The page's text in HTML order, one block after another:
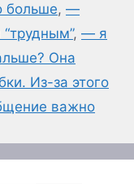
больше, —
, — я
Она
Из-за этого
важно